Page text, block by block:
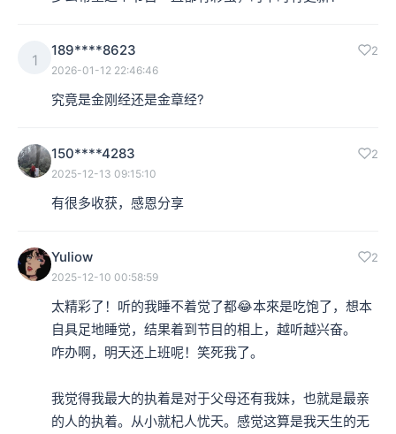
1
189****8623 2
2026-01-12 22:46:46
究竟是金刚经还是金章经?
150****4283 2
2025-12-13 09:15:10
有很多收获，感恩分享
Yuliow 2
2025-12-10 00:58:59
太精彩了！听的我睡不着觉了都😂本來是吃饱了，想本
自具足地睡觉，结果着到节目的相上，越听越兴奋。
咋办啊，明天还上班呢！笑死我了。
我觉得我最大的执着是对于父母还有我妹，也就是最亲
的人的执着。从小就杞人忧天。感觉这算是我天生的无